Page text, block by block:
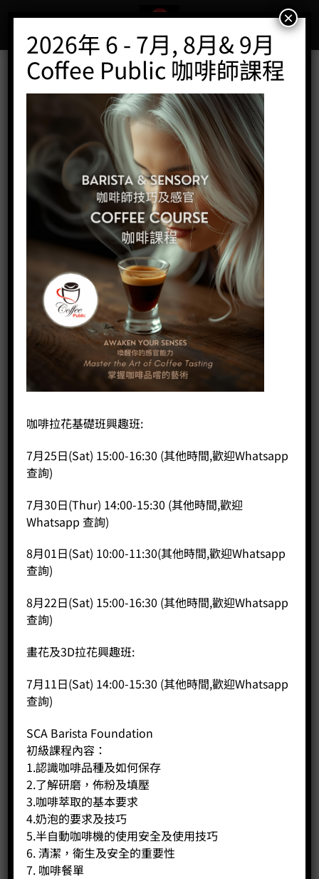
content
小飛馬600N
HK$1,200.00
Weight 重量: 10.8公斤
Burrs 磨盤: 64mm
Productivity生產力: 10-15kg/h
Number of rounds轉速: 1400rpm
Dimension尺吋: 250mm (W) x 360mm(H) x 120mm (D)
Remark備註:1.2kg hopper
小飛馬600N 數量
加入購物車
分類：家用磨豆機
評價 (0)
2026年 6 - 7月, 8月& 9月
Coffee Public 咖啡師課程
咖啡拉花基礎班興趣班:
7月25日(Sat) 15:00-16:30 (其他時間,歡迎Whatsapp
查詢)
7月30日(Thur) 14:00-15:30 (其他時間,歡迎
Whatsapp 查詢)
8月01日(Sat) 10:00-11:30(其他時間,歡迎Whatsapp
查詢)
8月22日(Sat) 15:00-16:30 (其他時間,歡迎Whatsapp
查詢)
畫花及3D拉花興趣班:
7月11日(Sat) 14:00-15:30 (其他時間,歡迎Whatsapp
查詢)
SCA Barista Foundation
初級課程內容：
1.認識咖啡品種及如何保存
2.了解研磨，佈粉及填壓
3.咖啡萃取的基本要求
4.奶泡的要求及技巧
5.半自動咖啡機的使用安全及使用技巧
6. 清潔，衛生及安全的重要性
7. 咖啡餐單
×